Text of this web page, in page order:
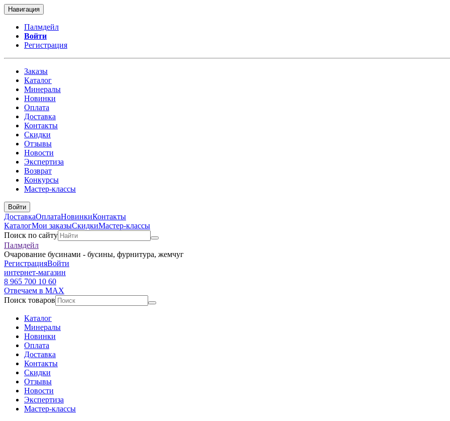
Навигация
Палмдейл
Войти
Регистрация
Заказы
Каталог
Минералы
Новинки
Оплата
Доставка
Контакты
Скидки
Отзывы
Новости
Экспертиза
Возврат
Конкурсы
Мастер-классы
Войти
ДоставкаОплатаНовинкиКонтакты
КаталогМои заказыСкидкиМастер-классы
Поиск по сайту
Палмдейл
Очарование бусинами - бусины, фурнитура, жемчуг
РегистрацияВойти
интернет-магазин
8 965 700 10 60
Отвечаем в MAX
Поиск товаров
Каталог
Минералы
Новинки
Оплата
Доставка
Контакты
Скидки
Отзывы
Новости
Экспертиза
Мастер-классы